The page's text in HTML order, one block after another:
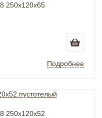
250x120x65
Подробнее
250x120x52